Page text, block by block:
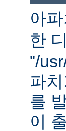
아
한
"/
파
를
이